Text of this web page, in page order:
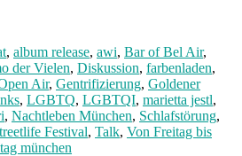
, album release, awi, Bar of Bel Air,
der Vielen, Diskussion, farbenladen,
Air, Gentrifizierung, Goldener
, LGBTQ, LGBTQI, marietta jestl,
, Nachtleben München, Schlafstörung,
Festival, Talk, Von Freitag bis
münchen